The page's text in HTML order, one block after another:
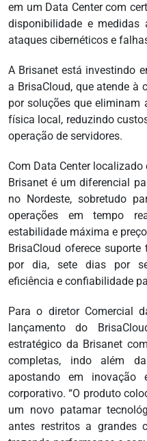
em um Data Center com
disponibilidade e medidas
ataques cibernéticos e
A Brisanet está investindo
a BrisaCloud, que atende à
por soluções que eliminam
física local, reduzindo
operação de servidores.
Com Data Center
Brisanet é um diferencial
no Nordeste, sobretudo
operações em tempo
estabilidade máxima e
BrisaCloud oferece
por dia, sete dias por
eficiência e confiabilidade
Para o diretor Comercial
lançamento do
estratégico da Brisanet
completas, indo além
apostando em inovação
corporativo. “O produto
um novo patamar
antes restritos a grandes